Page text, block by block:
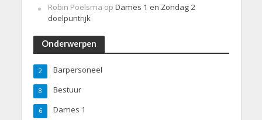
Robin Poelsma op Dames 1 en Zondag 2
doelpuntrijk
Onderwerpen
Barpersoneel
2
Bestuur
8
Dames 1
6